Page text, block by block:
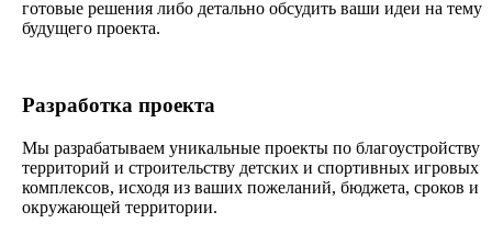
готовые решения либо детально обсудить ваши идеи на тему
будущего проекта.
Разработка проекта
Мы разрабатываем уникальные проекты по благоустройству
территорий и строительству детских и спортивных игровых
комплексов, исходя из ваших пожеланий, бюджета, сроков и
окружающей территории.